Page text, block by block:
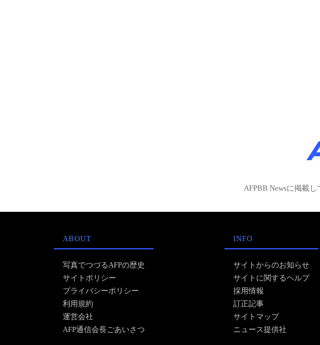
AFPBB Newsに掲載
ABOUT
写真でつづるAFPの歴史
サイトポリシー
プライバシーポリシー
利用規約
運営会社
AFP通信会長ごあいさつ
INFO
サイトからのお知らせ
サイトに関するヘルプ
採用情報
訂正記事
サイトマップ
ニュース提供社